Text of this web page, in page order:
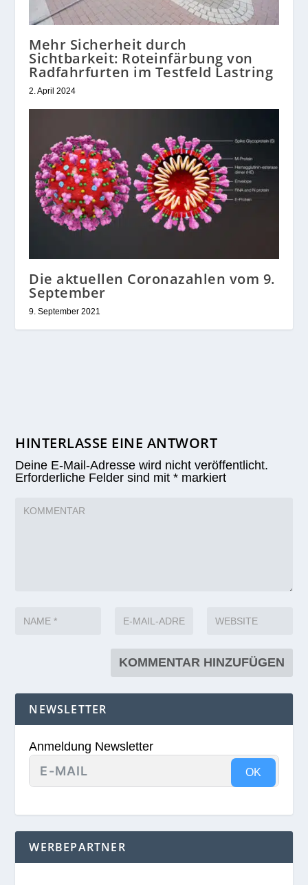
Mehr Sicherheit durch
Sichtbarkeit: Roteinfärbung von
Radfahrfurten im Testfeld Lastring
2. April 2024
Die aktuellen Coronazahlen vom 9.
September
9. September 2021
HINTERLASSE EINE ANTWORT
Deine E-Mail-Adresse wird nicht veröffentlicht.
Erforderliche Felder sind mit* markiert
NEWSLETTER
Anmeldung Newsletter
OK
WERBEPARTNER